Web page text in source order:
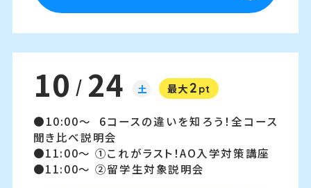
10 / 24 土 最大 2 pt
10:00～
6コースの違いを知ろう！全コース
聞き比べ説明会
11:00～ ①これがラスト！AO入学対策講座
11:00～ ②留学生対象説明会